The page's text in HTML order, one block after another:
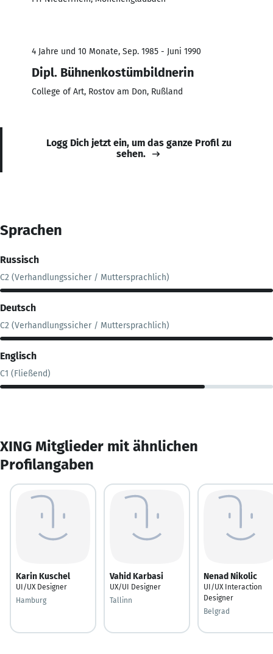
4 Jahre und 10 Monate, Sep. 1985 - Juni 1990
Dipl. Bühnenkostümbildnerin
College of Art, Rostov am Don, Rußland
Logg Dich jetzt ein, um das ganze Profil zu
sehen.
Sprachen
Russisch
C2 (Verhandlungssicher / Muttersprachlich)
Deutsch
C2 (Verhandlungssicher / Muttersprachlich)
Englisch
C1 (Fließend)
XING Mitglieder mit ähnlichen
Profilangaben
Karin Kuschel
UI/UX Designer
Hamburg
Vahid Karbasi
UX/UI Designer
Tallinn
Nenad Nikolic
UI/UX Interaction
Designer
Belgrad